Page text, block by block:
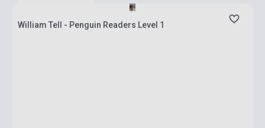
William Tell - Penguin Readers Level 1